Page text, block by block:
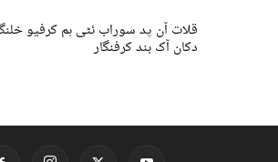
قلات آن پد سوراب ئٹی ہم کرفیو
دکان آک بند کرفنگار